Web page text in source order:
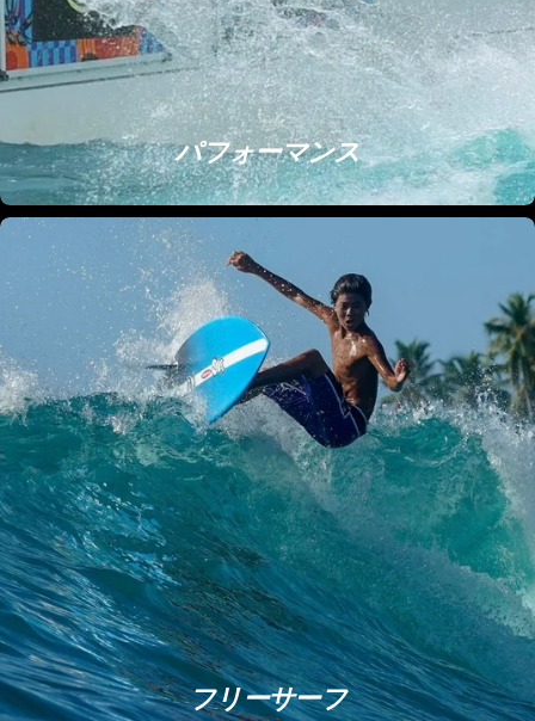
パフォーマンス
フリーサーフ